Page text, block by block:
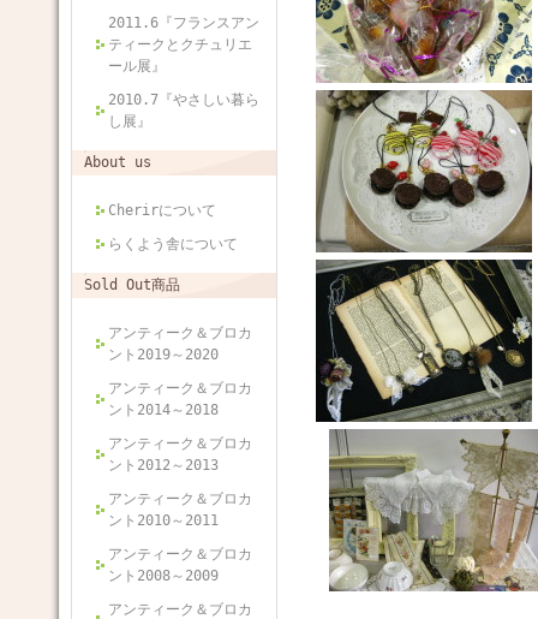
2011.6『フランスアン
ティークとクチュリエ
ール展』
2010.7『やさしい暮ら
し展』
About us
Cherirについて
らくよう舎について
Sold Out商品
アンティーク＆ブロカ
ント2019～2020
アンティーク＆ブロカ
ント2014～2018
アンティーク＆ブロカ
ント2012～2013
アンティーク＆ブロカ
ント2010～2011
アンティーク＆ブロカ
ント2008～2009
アンティーク＆ブロカ